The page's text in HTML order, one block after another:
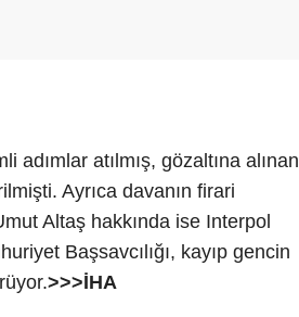
atılmış, gözaltına alınan
Ayrıca davanın firari
Altaş hakkında ise Interpol
Başsavcılığı, kayıp gencin
>>>İHA